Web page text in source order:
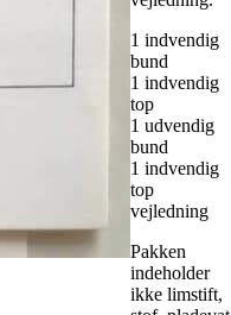
1 indvendig
bund
1 indvendig
top
1 udvendig
bund
1 indvendig
top
vejledning
Pakken
indeholder
ikke limstift,